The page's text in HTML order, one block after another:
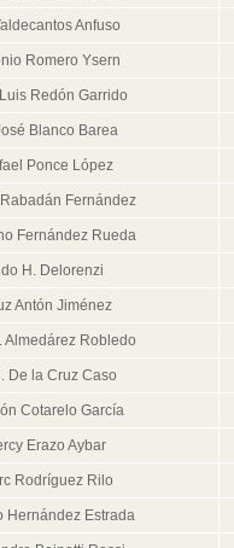
Anfuso
Romero Ysern
Redón Garrido
Blanco Barea
Ponce López
Fernández
Fernández Rueda
H. Delorenzi
Antón Jiménez
Almedárez Robledo
De la Cruz Caso
Cotarelo García
Erazo Aybar
Rodríguez Rilo
Hernández Estrada